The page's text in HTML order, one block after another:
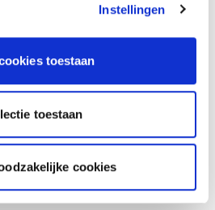
Instellingen
toestaan
toestaan
cookies